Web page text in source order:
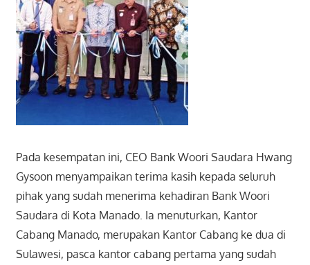
Pada kesempatan ini, CEO Bank Woori Saudara Hwang
Gysoon menyampaikan terima kasih kepada seluruh
pihak yang sudah menerima kehadiran Bank Woori
Saudara di Kota Manado. Ia menuturkan, Kantor
Cabang Manado, merupakan Kantor Cabang ke dua di
Sulawesi, pasca kantor cabang pertama yang sudah